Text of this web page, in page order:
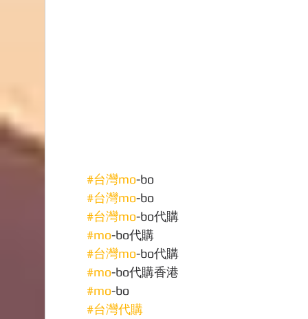
#台灣mo-bo
#台灣mo-bo
#台灣mo-bo代購
#mo-bo代購
#台灣mo-bo代購
#mo-bo代購香港
#mo-bo
#台灣代購